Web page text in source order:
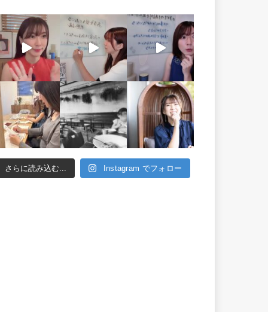
さらに読み込む... Instagram でフォロー